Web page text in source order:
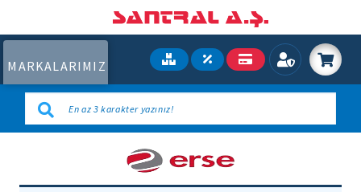
MARKALARIMIZ